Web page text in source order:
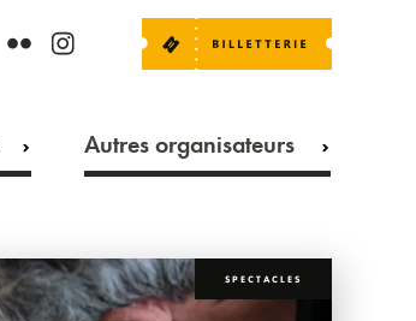
Autres organisateurs
SPECTACLES